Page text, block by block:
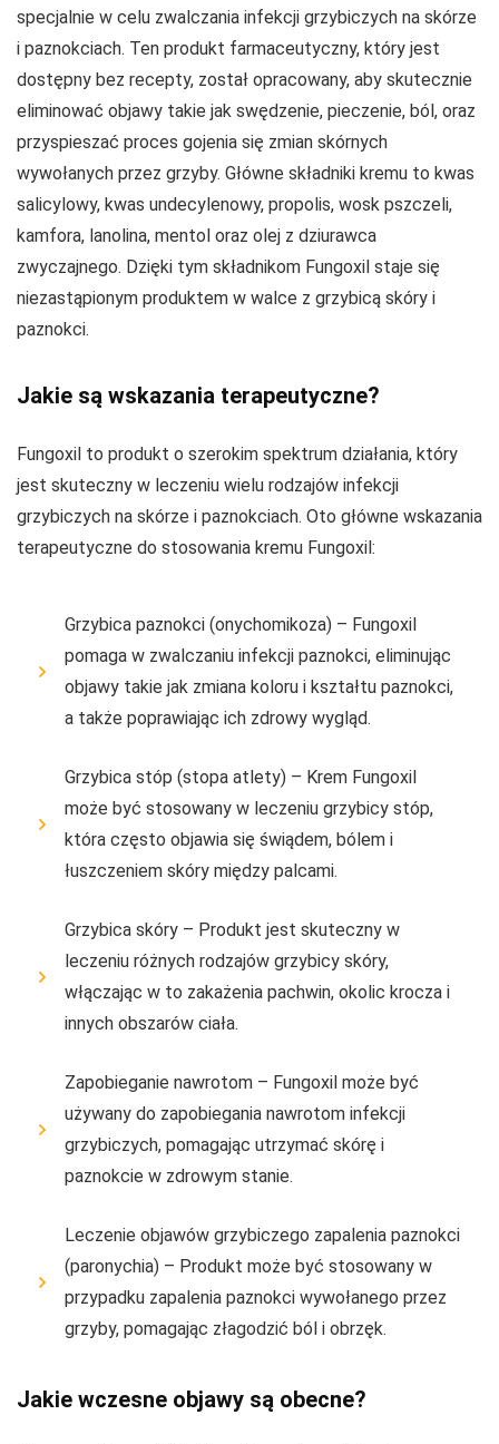
specjalnie w celu zwalczania infekcji grzybiczych na skórze
i paznokciach. Ten produkt farmaceutyczny, który jest
dostępny bez recepty, został opracowany, aby skutecznie
eliminować objawy takie jak swędzenie, pieczenie, ból, oraz
przyspieszać proces gojenia się zmian skórnych
wywołanych przez grzyby. Główne składniki kremu to kwas
salicylowy, kwas undecylenowy, propolis, wosk pszczeli,
kamfora, lanolina, mentol oraz olej z dziurawca
zwyczajnego. Dzięki tym składnikom Fungoxil staje się
niezastąpionym produktem w walce z grzybicą skóry i
paznokci.
Jakie są wskazania terapeutyczne?
Fungoxil to produkt o szerokim spektrum działania, który
jest skuteczny w leczeniu wielu rodzajów infekcji
grzybiczych na skórze i paznokciach. Oto główne wskazania
terapeutyczne do stosowania kremu Fungoxil:
Grzybica paznokci (onychomikoza) – Fungoxil
pomaga w zwalczaniu infekcji paznokci, eliminując
objawy takie jak zmiana koloru i kształtu paznokci,
a także poprawiając ich zdrowy wygląd.
Grzybica stóp (stopa atlety) – Krem Fungoxil
może być stosowany w leczeniu grzybicy stóp,
która często objawia się świądem, bólem i
łuszczeniem skóry między palcami.
Grzybica skóry – Produkt jest skuteczny w
leczeniu różnych rodzajów grzybicy skóry,
włączając w to zakażenia pachwin, okolic krocza i
innych obszarów ciała.
Zapobieganie nawrotom – Fungoxil może być
używany do zapobiegania nawrotom infekcji
grzybiczych, pomagając utrzymać skórę i
paznokcie w zdrowym stanie.
Leczenie objawów grzybiczego zapalenia paznokci
(paronychia) – Produkt może być stosowany w
przypadku zapalenia paznokci wywołanego przez
grzyby, pomagając złagodzić ból i obrzęk.
Jakie wczesne objawy są obecne?